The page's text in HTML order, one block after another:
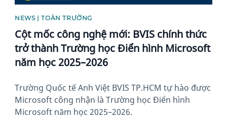
NEWS | TOÀN TRƯỜNG
Cột mốc công nghệ mới: BVIS chính thức
trở thành Trường học Điển hình Microsoft
năm học 2025–2026
Trường Quốc tế Anh Việt BVIS TP.HCM tự hào được
Microsoft công nhận là Trường học Điển hình
Microsoft năm học 2025–2026.